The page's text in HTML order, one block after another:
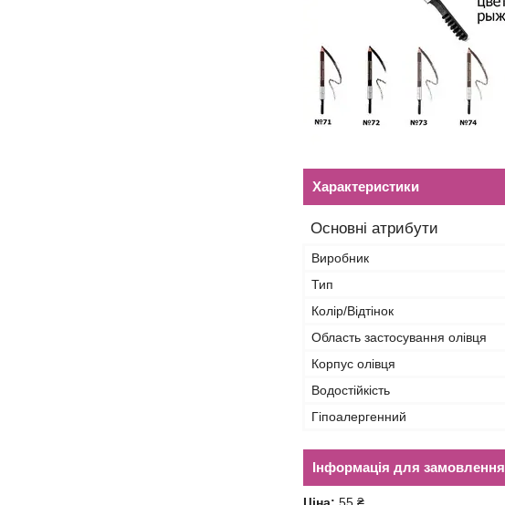
Характеристики
Основні атрибути
Виробник
Тип
Колір/Відтінок
Область застосування олівця
Корпус олівця
Водостійкість
Гіпоалергенний
Інформація для замовлення